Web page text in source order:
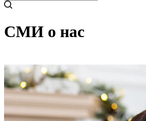
СМИ о нас